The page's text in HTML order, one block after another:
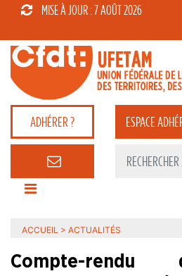
MISE À JOUR : 7 AOÛT 2026
ADHÉRER ? ESPACE
ACCUEIL > ACTUALITÉS
Compte-